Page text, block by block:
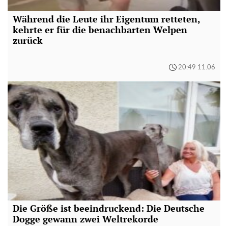
Während die Leute ihr Eigentum retteten,
kehrte er für die benachbarten Welpen
zurück
20:49 11.06
Die Größe ist beeindruckend: Die Deutsche
Dogge gewann zwei Weltrekorde